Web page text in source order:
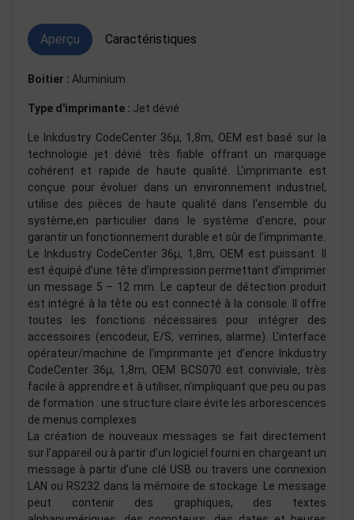
Aperçu Caractéristiques
Boitier : Aluminium
Type d'imprimante : Jet dévié
Le Inkdustry CodeCenter 36µ, 1,8m, OEM est basé sur la
technologie jet dévié très fiable offrant un marquage
cohérent et rapide de haute qualité. L'imprimante est
conçue pour évoluer dans un environnement industriel,
utilise des pièces de haute qualité dans l'ensemble du
système,en particulier dans le système d'encre, pour
garantir un fonctionnement durable et sûr de l’imprimante.
Le Inkdustry CodeCenter 36µ, 1,8m, OEM est puissant. Il
est équipé d’une tête d’impression permettant d’imprimer
un message 5 – 12 mm. Le capteur de détection produit
est intégré à la tête ou est connecté à la console. Il offre
toutes les fonctions nécessaires pour intégrer des
accessoires (encodeur, E/S, verrines, alarme). L’interface
opérateur/machine de l’imprimante jet d’encre Inkdustry
CodeCenter 36µ, 1,8m, OEM BCS070 est conviviale, très
facile à apprendre et à utiliser, n’impliquant que peu ou pas
de formation : une structure claire évite les arborescences
de menus complexes
La création de nouveaux messages se fait directement
sur l’appareil ou à partir d’un logiciel fourni en chargeant un
message à partir d’une clé USB ou travers une connexion
LAN ou RS232 dans la mémoire de stockage. Le message
peut contenir des graphiques, des textes